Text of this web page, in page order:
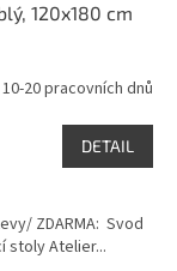
120x180 cm
10-20 pracovních dnů
DETAIL
ZDARMA: Svod
stoly Atelier...